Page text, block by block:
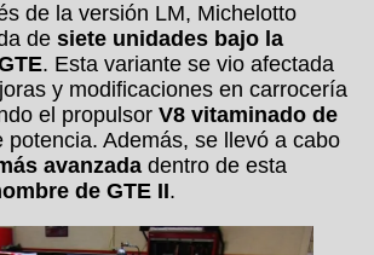
de la versión LM, Michelotto
de siete unidades bajo la
. Esta variante se vio afectada
y modificaciones en carrocería
el propulsor V8 vitaminado de
potencia. Además, se llevó a cabo
avanzada dentro de esta
de GTE II.